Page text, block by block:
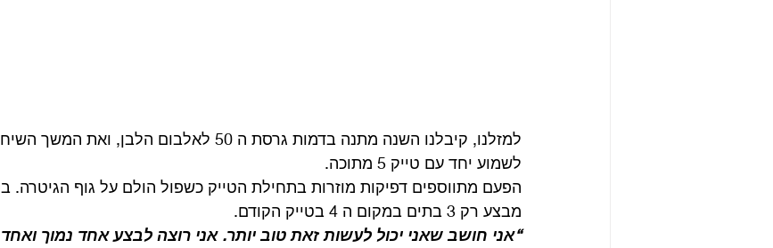
למזלנו, קיבלנו השנה מתנה בדמות גרסת ה 50 לאלבום
לשמוע יחד עם טייק 5 מתוכה.
הפעם מתווספים דפיקות מוזרות בתחילת הטייק כשפול הולם על גוף הגיטרה.
מבצע רק 3 בתים במקום ה 4 בטייק הקודם.
“אני חושב שאני יכול לעשות זאת טוב יותר. אני רוצה לבצע אחד נמוך ואחד